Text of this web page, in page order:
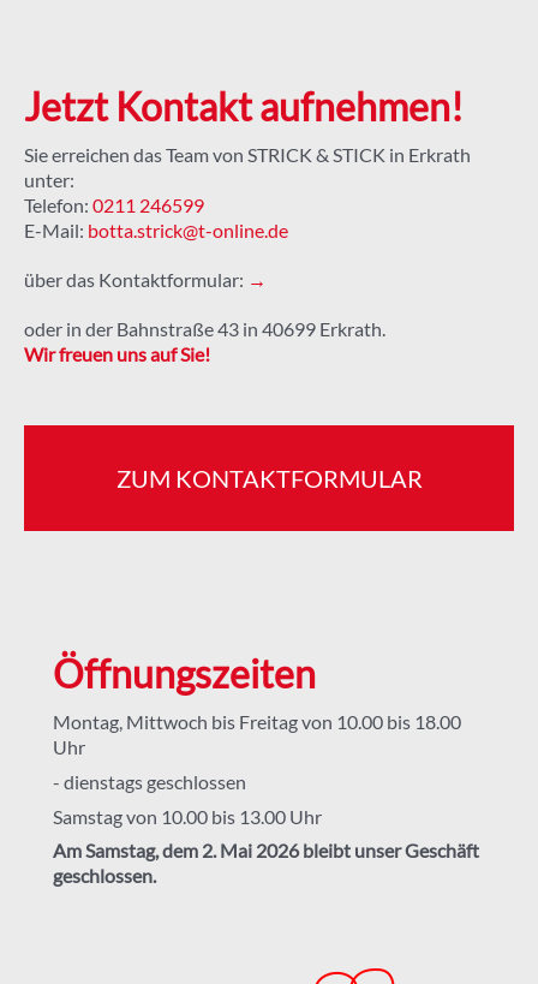
Jetzt Kontakt aufnehmen!
Sie erreichen das Team von STRICK & STICK in Erkrath
unter:
Telefon: 0211 246599
E-Mail: botta.strick@t-online.de
über das Kontaktformular: →
oder in der Bahnstraße 43 in 40699 Erkrath.
Wir freuen uns auf Sie!
ZUM KONTAKTFORMULAR
Öffnungszeiten
Montag, Mittwoch bis Freitag von 10.00 bis 18.00
Uhr
- dienstags geschlossen
Samstag von 10.00 bis 13.00 Uhr
Am Samstag, dem 2. Mai 2026 bleibt unser Geschäft
geschlossen.